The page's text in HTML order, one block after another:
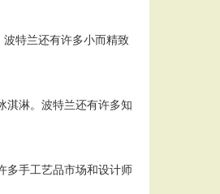
特兰还有许多小而精致
淇淋。波特兰还有许多知
多手工艺品市场和设计师